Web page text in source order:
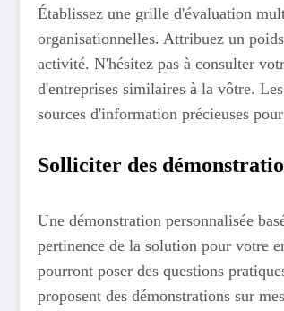
Établissez une grille d'évaluation
organisationnelles. Attribuez un
activité. N'hésitez pas à consulter
d'entreprises similaires à la vôtre.
sources d'information précieuses
Solliciter des
Une démonstration personnalisée
pertinence de la solution pour votre
pourront poser des questions
proposent des démonstrations sur